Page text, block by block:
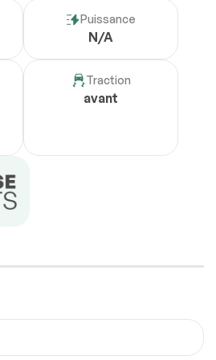
Puissance
N/A
Traction
avant